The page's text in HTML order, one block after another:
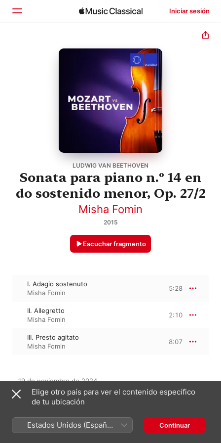
Iniciar sesión
LUDWIG VAN BEETHOVEN
Sonata para piano n.º 14 en
do sostenido menor, Op. 27/2
Misha Fomin
2015
Escuchar fragmento
I. Adagio sostenuto
Misha Fomin
5:28
II. Allegretto
Misha Fomin
2:10
III. Presto agitato
Misha Fomin
8:07
19 de noviembre de 2024
3 piezas, 15 minutos
℗ 2024 Oclassica OÜ
Del álbum
Elige otro país para ver el contenido específico
de tu ubicación
Estados Unidos (Español
México)
Continuar